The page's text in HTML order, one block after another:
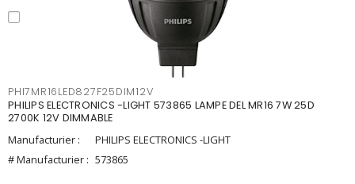
PHI7MR16LED827F25DIM12V
PHILIPS ELECTRONICS -LIGHT 573865 LAMPE DEL MR16 7W 25D
2700K 12V DIMMABLE
Manufacturier :
PHILIPS ELECTRONICS -LIGHT
# Manufacturier : 573865